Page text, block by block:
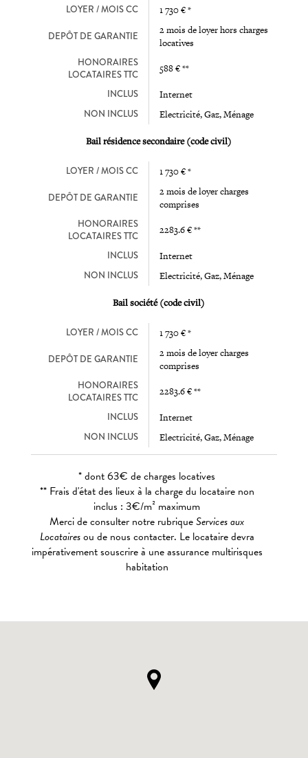
LOYER / MOIS CC 1 730 € *
DEPÔT DE GARANTIE
2 mois de loyer hors charges
locatives
HONORAIRES
LOCATAIRES TTC
588 € **
INCLUS Internet
NON INCLUS Electricité, Gaz, Ménage
Bail résidence secondaire (code civil)
LOYER / MOIS CC 1 730 € *
DEPÔT DE GARANTIE
2 mois de loyer charges
comprises
HONORAIRES
LOCATAIRES TTC
2283.6 € **
INCLUS Internet
NON INCLUS Electricité, Gaz, Ménage
Bail société (code civil)
LOYER / MOIS CC 1 730 € *
DEPÔT DE GARANTIE
2 mois de loyer charges
comprises
HONORAIRES
LOCATAIRES TTC
2283.6 € **
INCLUS Internet
NON INCLUS Electricité, Gaz, Ménage
* dont 63€ de charges locatives
** Frais d'état des lieux à la charge du locataire non
inclus : 3€/m² maximum
Merci de consulter notre rubriqueServices aux
Locatairesou de nous contacter. Le locataire devra
impérativement souscrire à une assurance multirisques
habitation